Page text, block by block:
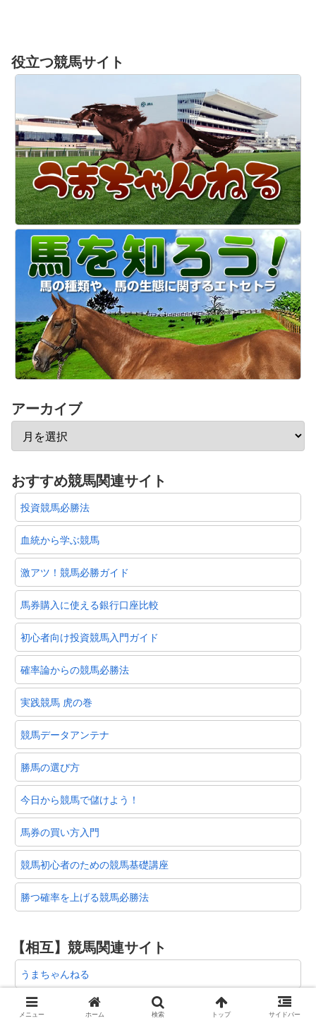
役立つ競馬サイト
アーカイブ
おすすめ競馬関連サイト
投資競馬必勝法
血統から学ぶ競馬
激アツ！競馬必勝ガイド
馬券購入に使える銀行口座比較
初心者向け投資競馬入門ガイド
確率論からの競馬必勝法
実践競馬 虎の巻
競馬データアンテナ
勝馬の選び方
今日から競馬で儲けよう！
馬券の買い方入門
競馬初心者のための競馬基礎講座
勝つ確率を上げる競馬必勝法
【相互】競馬関連サイト
うまちゃんねる
俺の当たる競馬予想
メニュー ホーム 検索 トップ サイドバー